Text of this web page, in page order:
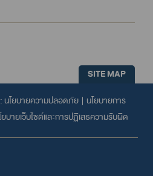
SITE MAP
นโยบายความปลอดภัย| นโยบายการ
ยบายเว็บไซต์และการปฏิเสธความรับผิด